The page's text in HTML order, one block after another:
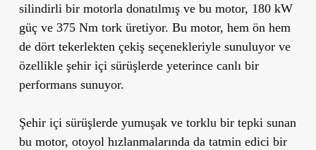
silindirli bir motorla donatılmış ve bu motor, 180 kW
güç ve 375 Nm tork üretiyor. Bu motor, hem ön hem
de dört tekerlekten çekiş seçenekleriyle sunuluyor ve
özellikle şehir içi sürüşlerde yeterince canlı bir
performans sunuyor.
Şehir içi sürüşlerde yumuşak ve torklu bir tepki sunan
bu motor, otoyol hızlanmalarında da tatmin edici bir